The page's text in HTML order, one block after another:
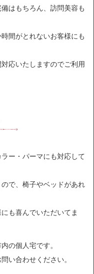
はもちろん、訪問美容も
間がとれないお客様にも
応いたしますのでご利用
ー・パーマにも対応して
で、椅子やベッドがあれ
も喜んでいただいてま
の個人宅です。
い合わせください。